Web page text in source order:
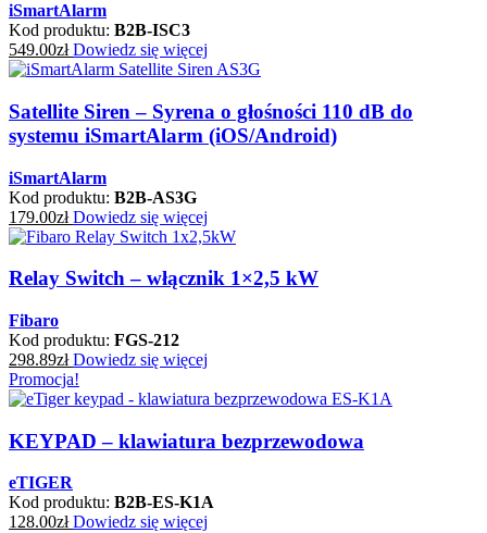
iSmartAlarm
Kod produktu: B2B-ISC3
549.00zł Dowiedz się więcej
Satellite Siren – Syrena o głośności 110 dB do
systemu iSmartAlarm (iOS/Android)
iSmartAlarm
Kod produktu: B2B-AS3G
179.00zł Dowiedz się więcej
Relay Switch – włącznik 1×2,5 kW
Fibaro
Kod produktu: FGS-212
298.89zł Dowiedz się więcej
Promocja!
KEYPAD – klawiatura bezprzewodowa
eTIGER
Kod produktu: B2B-ES-K1A
128.00zł Dowiedz się więcej